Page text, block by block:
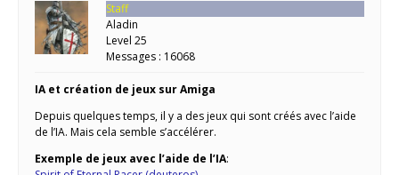
Staff
Aladin
Level 25
Messages : 16068
IA et création de jeux sur Amiga
Depuis quelques temps, il y a des jeux qui sont créés avec l’aide
de l’IA. Mais cela semble s’accélérer.
Exemple de jeux avec l’aide de l’IA: